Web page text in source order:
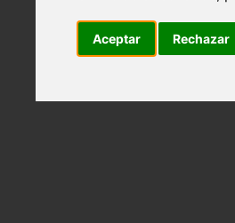
Aceptar Rechazar